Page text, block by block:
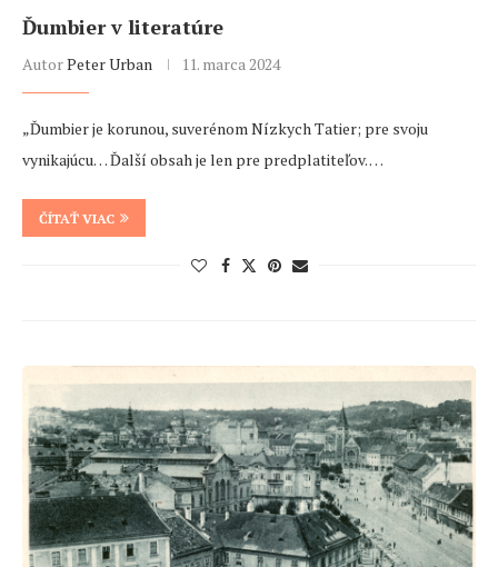
Ďumbier v literatúre
AutorPeter Urban 11. marca 2024
„Ďumbier je korunou, suverénom Nízkych Tatier; pre svoju
vynikajúcu… Ďalší obsah je len pre predplatiteľov. …
ČÍTAŤ VIAC